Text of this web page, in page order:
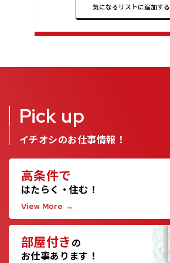
気になるリストに追加する
Pick up
イチオシのお仕事情報！
高条件で
はたらく・住む！
View More
部屋付き の
お仕事あります！